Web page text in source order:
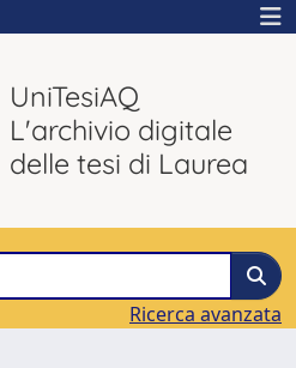
UniTesiAQ
L'archivio digitale
delle tesi di Laurea
Ricerca avanzata